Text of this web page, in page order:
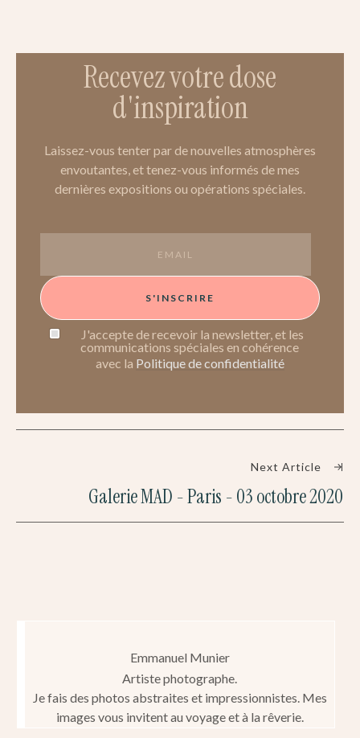
Recevez votre dose
d'inspiration
Laissez-vous tenter par de nouvelles atmosphères
envoutantes, et tenez-vous informés de mes
dernières expositions ou opérations spéciales.
S'INSCRIRE
J'accepte de recevoir la newsletter, et les
communications spéciales en cohérence
avec la Politique de confidentialité
Next Article
Galerie MAD - Paris - 03 octobre 2020
Emmanuel Munier
Artiste photographe.
Je fais des photos abstraites et impressionnistes. Mes
images vous invitent au voyage et à la rêverie.